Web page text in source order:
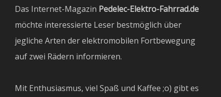
Das Internet-Magazin Pedelec-Elektro-Fahrrad.de
möchte interessierte Leser bestmöglich über
jegliche Arten der elektromobilen Fortbewegung
auf zwei Rädern informieren.
Mit Enthusiasmus, viel Spaß und Kaffee ;o) gibt es